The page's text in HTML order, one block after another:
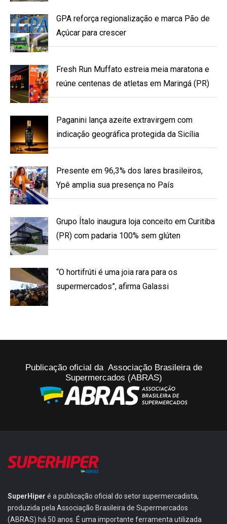
GPA reforça regionalização e marca Pão de
Açúcar para crescer
Fresh Run Muffato estreia meia maratona e
reúne centenas de atletas em Maringá (PR)
Paganini lança azeite extravirgem com
indicação geográfica protegida da Sicília
Presente em 96,3% dos lares brasileiros,
Ypê amplia sua presença no País
Grupo Ítalo inaugura loja conceito em Curitiba
(PR) com padaria 100% sem glúten
“O hortifrúti é uma joia rara para os
supermercados”, afirma Galassi
Publicação oficial da Associação Brasileira de
Supermercados (ABRAS)
SuperHiper é a publicação oficial do setor supermercadista,
produzida pela Associação Brasileira de Supermercados
(ABRAS) há 50 anos. É uma importante ferramenta utilizada